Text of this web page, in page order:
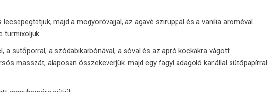
majd a mogyoróvajjal, az agavé sziruppal és a vanília aroméval
turmixoljuk.
a sütőporral, a szódabikarbónával, a sóval és az apró kockákra vágott
masszát, alaposan összekeverjük, majd egy fagyi adagoló kanállal sütőpapírral